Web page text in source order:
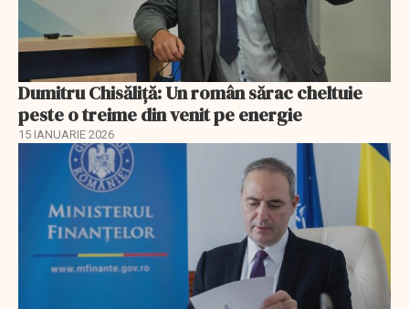
Dumitru Chisăliţă: Un român sărac cheltuie
peste o treime din venit pe energie
15 IANUARIE 2026